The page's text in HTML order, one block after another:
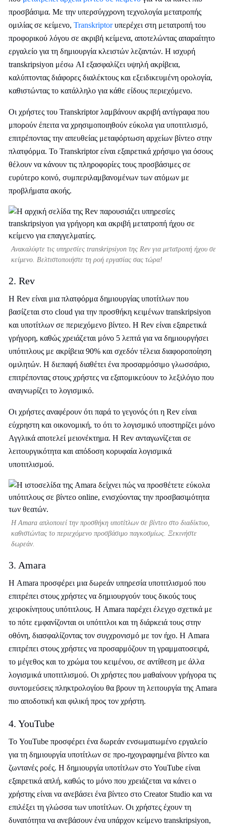
προσβάσιμα. Με την υπερσύγχρονη τεχνολογία μετατροπής
ομιλίας σε κείμενο, Transkriptorυπερέχει στη μετατροπή του
προφορικού λόγου σε ακριβή κείμενα, αποτελώντας απαραίτητο
εργαλείο για τη δημιουργία κλειστών λεζαντών. Η ισχυρή
transkripsiyon μέσω AI εξασφαλίζει υψηλή ακρίβεια,
καλύπτοντας διάφορες διαλέκτους και εξειδικευμένη ορολογία,
καθιστώντας το κατάλληλο για κάθε είδους περιεχόμενο.
Οι χρήστες του Transkriptor λαμβάνουν ακριβή αντίγραφα που
μπορούν έπειτα να χρησιμοποιηθούν εύκολα για υποτιτλισμό,
επιτρέποντας την απευθείας μεταφόρτωση αρχείων βίντεο στην
πλατφόρμα. Το Transkriptor είναι εξαιρετικά χρήσιμο για όσους
θέλουν να κάνουν τις πληροφορίες τους προσβάσιμες σε
ευρύτερο κοινό, συμπεριλαμβανομένων των ατόμων με
προβλήματα ακοής.
Ανακαλύψτε τις υπηρεσίες transkripsiyon της Rev για μετατροπή ήχου σε
κείμενο. Βελτιστοποιήστε τη ροή εργασίας σας τώρα!
2. Rev
Η Rev είναι μια πλατφόρμα δημιουργίας υποτίτλων που
βασίζεται στο cloud για την προσθήκη κειμένων transkripsiyon
και υποτίτλων σε περιεχόμενο βίντεο. Η Rev είναι εξαιρετικά
γρήγορη, καθώς χρειάζεται μόνο 5 λεπτά για να δημιουργήσει
υπότιτλους με ακρίβεια 90% και σχεδόν τέλεια διαφοροποίηση
ομιλητών. Η διεπαφή διαθέτει ένα προσαρμόσιμο γλωσσάριο,
επιτρέποντας στους χρήστες να εξατομικεύουν το λεξιλόγιο που
αναγνωρίζει το λογισμικό.
Οι χρήστες αναφέρουν ότι παρά το γεγονός ότι η Rev είναι
εύχρηστη και οικονομική, το ότι το λογισμικό υποστηρίζει μόνο
Αγγλικά αποτελεί μειονέκτημα. Η Rev ανταγωνίζεται σε
λειτουργικότητα και απόδοση κορυφαία λογισμικά
υποτιτλισμού.
Η Amara απλοποιεί την προσθήκη υποτίτλων σε βίντεο στο διαδίκτυο,
καθιστώντας το περιεχόμενο προσβάσιμο παγκοσμίως. Ξεκινήστε
δωρεάν.
3. Amara
Η Amara προσφέρει μια δωρεάν υπηρεσία υποτιτλισμού που
επιτρέπει στους χρήστες να δημιουργούν τους δικούς τους
χειροκίνητους υπότιτλους. Η Amara παρέχει έλεγχο σχετικά με
το πότε εμφανίζονται οι υπότιτλοι και τη διάρκειά τους στην
οθόνη, διασφαλίζοντας τον συγχρονισμό με τον ήχο. Η Amara
επιτρέπει στους χρήστες να προσαρμόζουν τη γραμματοσειρά,
το μέγεθος και το χρώμα του κειμένου, σε αντίθεση με άλλα
λογισμικά υποτιτλισμού. Οι χρήστες που μαθαίνουν γρήγορα τις
συντομεύσεις πληκτρολογίου θα βρουν τη λειτουργία της Amara
πιο αποδοτική και φιλική προς τον χρήστη.
4. YouTube
Το YouTube προσφέρει ένα δωρεάν ενσωματωμένο εργαλείο
για τη δημιουργία υποτίτλων σε προ-ηχογραφημένα βίντεο και
ζωντανές ροές. Η δημιουργία υποτίτλων στο YouTube είναι
εξαιρετικά απλή, καθώς το μόνο που χρειάζεται να κάνει ο
χρήστης είναι να ανεβάσει ένα βίντεο στο Creator Studio και να
επιλέξει τη γλώσσα των υποτίτλων. Οι χρήστες έχουν τη
δυνατότητα να ανεβάσουν ένα υπάρχον κείμενο transkripsiyon,